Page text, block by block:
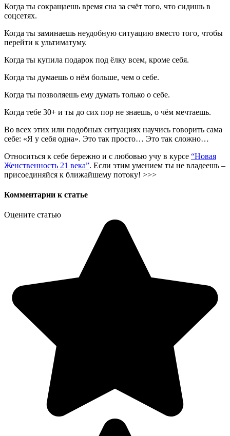
Когда ты сокращаешь время сна за счёт того, что сидишь в
соцсетях.
Когда ты заминаешь неудобную ситуацию вместо того, чтобы
перейти к ультиматуму.
Когда ты купила подарок под ёлку всем, кроме себя.
Когда ты думаешь о нём больше, чем о себе.
Когда ты позволяешь ему думать только о себе.
Когда тебе 30+ и ты до сих пор не знаешь, о чём мечтаешь.
Во всех этих или подобных ситуациях научись говорить сама
себе: «Я у себя одна». Это так просто… Это так сложно…
Относиться к себе бережно и с любовью учу в курсе “Новая
Женственность 21 века”. Если этим умением ты не владеешь –
присоединяйся к ближайшему потоку! >>>
Комментарии к статье
Оцените статью